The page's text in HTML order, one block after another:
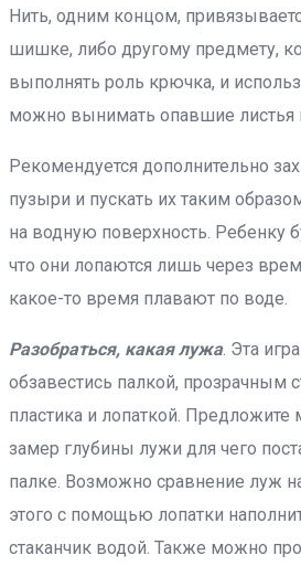
Нить, одним концом,
шишке, либо другому предмету,
выполнять роль крючка, и
можно вынимать опавшие листья
Рекомендуется дополнительно
пузыри и пускать их таким
на водную поверхность. Ребенку
что они лопаются лишь через
какое-то время плавают по воде.
Разобраться, какая лужа. Эта
обзавестись палкой, прозрачным
пластика и лопаткой.
замер глубины лужи для чего
палке. Возможно сравнение луж
этого с помощью лопатки
стаканчик водой. Также можно